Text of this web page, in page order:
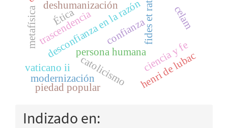
desconfianza en la razón
deshumanización fides et ratio
confianza
persona humana
trascendencia
ciencia y fe
Ética
henri de lubac
catolicismo
metafísica
vaticano ii
modernización
celam
piedad popular
Indizado en: